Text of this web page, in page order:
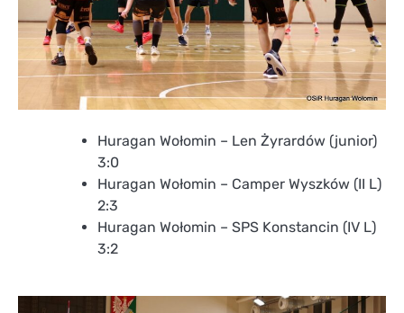
Huragan Wołomin – Len Żyrardów (junior)
3:0
Huragan Wołomin – Camper Wyszków (II L)
2:3
Huragan Wołomin – SPS Konstancin (IV L)
3:2